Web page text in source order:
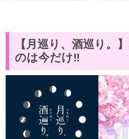
【月巡り、酒巡り。
のは今だけ‼️